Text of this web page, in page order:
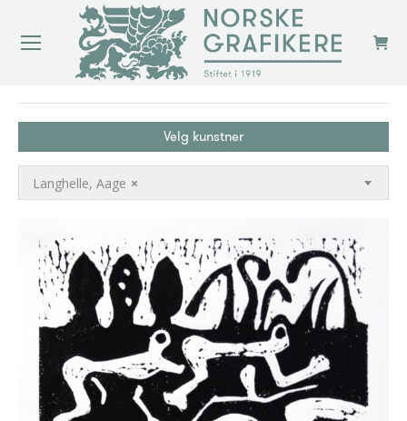
Velg kunstner
×
Langhelle, Aage